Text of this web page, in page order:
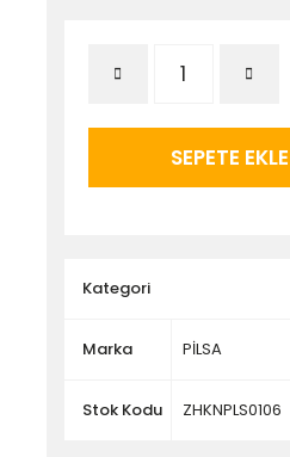
SEPETE EKLE
Kategori
Marka PİLSA
Stok Kodu ZHKNPLS0106